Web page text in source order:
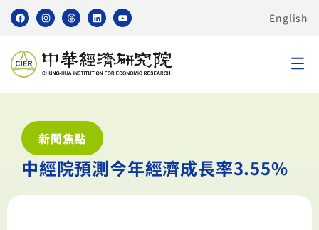
English
新聞焦點
中經院預測今年經濟成長率3.55%